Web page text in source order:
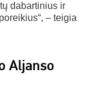
dabartinius ir
– teigia
Aljanso